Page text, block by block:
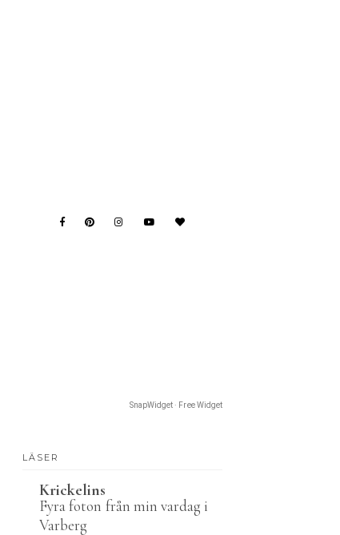
SnapWidget · Free Widget
LÄSER
Krickelins
Fyra foton från min vardag i
Varberg